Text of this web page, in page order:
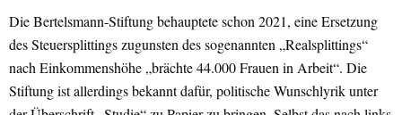
Die Bertelsmann-Stiftung behauptete schon 2021, eine Ersetzung
des Steuersplittings zugunsten des sogenannten „Realsplittings“
nach Einkommenshöhe „brächte 44.000 Frauen in Arbeit“. Die
Stiftung ist allerdings bekannt dafür, politische Wunschlyrik unter